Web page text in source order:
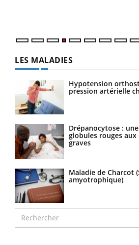
LES MALADIES
Hypotension
pression artérielle
Drépanocytose :
globules rouges aux
graves
Maladie de Charcot
amyotrophique)